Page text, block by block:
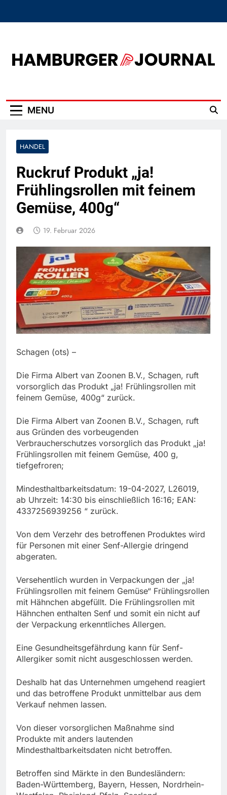
MENU
HANDEL
Ruckruf Produkt „ja!
Frühlingsrollen mit feinem
Gemüse, 400g“
19. Februar 2026
Schagen (ots) –
Die Firma Albert van Zoonen B.V., Schagen, ruft
vorsorglich das Produkt „ja! Frühlingsrollen mit
feinem Gemüse, 400g“ zurück.
Die Firma Albert van Zoonen B.V., Schagen, ruft
aus Gründen des vorbeugenden
Verbraucherschutzes vorsorglich das Produkt „ja!
Frühlingsrollen mit feinem Gemüse, 400 g,
tiefgefroren;
Mindesthaltbarkeitsdatum: 19-04-2027, L26019,
ab Uhrzeit: 14:30 bis einschließlich 16:16; EAN:
4337256939256 “ zurück.
Von dem Verzehr des betroffenen Produktes wird
für Personen mit einer Senf-Allergie dringend
abgeraten.
Versehentlich wurden in Verpackungen der „ja!
Frühlingsrollen mit feinem Gemüse“ Frühlingsrollen
mit Hähnchen abgefüllt. Die Frühlingsrollen mit
Hähnchen enthalten Senf und somit ein nicht auf
der Verpackung erkenntliches Allergen.
Eine Gesundheitsgefährdung kann für Senf-
Allergiker somit nicht ausgeschlossen werden.
Deshalb hat das Unternehmen umgehend reagiert
und das betroffene Produkt unmittelbar aus dem
Verkauf nehmen lassen.
Von dieser vorsorglichen Maßnahme sind
Produkte mit anders lautenden
Mindesthaltbarkeitsdaten nicht betroffen.
Betroffen sind Märkte in den Bundesländern:
Baden-Württemberg, Bayern, Hessen, Nordrhein-